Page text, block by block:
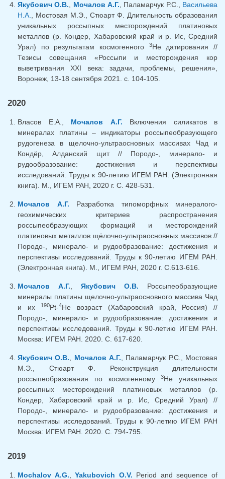
Якубович О.В., Мочалов А.Г., Паламарчук Р.С., Васильева
Н.А., Мостовая М.Э., Стюарт Ф. Длительность образования
уникальных россыпных месторождений платиновых
металлов (р. Кондер, Хабаровский край и р. Ис, Средний
Урал) по результатам космогенного
3Не датирования //
Тезисы совещания «Россыпи и месторождения кор
выветривания XXI века: задачи, проблемы, решения»,
Воронеж, 13-18 сентября 2021. c. 104-105.
2020
Власов Е.А., Мочалов А.Г. Включения силикатов в
минералах платины – индикаторы россыпеобразующего
рудогенеза в щелочно-ультраосновных массивах Чад и
Кондёр, Алданский щит // Породо-, минерало- и
рудообразование: достижения и перспективы
исследований. Труды к 90-летию ИГЕМ РАН. (Электронная
книга). М., ИГЕМ РАН, 2020 г. С. 428-531.
Мочалов А.Г. Разработка типоморфных минералого-
геохимических критериев распространения
россыпеобразующих формаций и месторождений
платиновых металлов щёлочно-ультраосновных массивов //
Породо-, минерало- и рудообразование: достижения и
перспективы исследований. Труды к 90-летию ИГЕМ РАН.
(Электронная книга). М., ИГЕМ РАН, 2020 г. С.613-616.
Мочалов А.Г. Якубович О.В. Россыпеобразующие
минералы платины щелочно-ультраосновного массива Чад
и их190Pt-4He возраст (Хабаровский край, Россия) //
Породо-, минерало- и рудообразование: достижения и
перспективы исследований. Труды к 90-летию ИГЕМ РАН.
Москва: ИГЕМ РАН. 2020. C. 617-620.
Якубович О.В. Мочалов А.Г. , Паламарчук Р.С., Мостовая
М.Э., Стюарт Ф. Реконструкция длительности
россыпеобразования по космогенному3He уникальных
россыпных месторождений платиновых металлов (р.
Кондер, Хабаровский край и р. Ис, Средний Урал) //
Породо-, минерало- и рудообразование: достижения и
перспективы исследований. Труды к 90-летию ИГЕМ РАН
Москва: ИГЕМ РАН. 2020. C. 794-795.
2019
Mochalov A.G. ,Yakubovich O.V. Period and sequence of